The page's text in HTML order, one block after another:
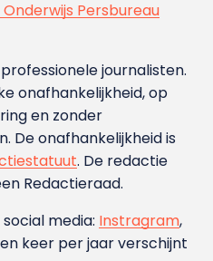
Persbureau
journalisten.
onafhankelijkheid, op
en zonder
De onafhankelijkheid is
. De redactie
Redactieraad.
media: Instragram,
keer per jaar verschijnt